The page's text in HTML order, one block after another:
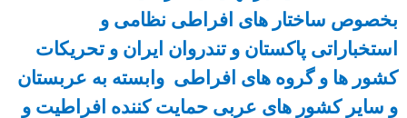
بخصوص ساختار های افراطی نظامی و
استخباراتی پاکستان و تندروان ایران و تحریکات
کشور ها و گروه های افراطی وابسته به عربستان
و سایر کشور های عربی حمایت کننده افراطیت و